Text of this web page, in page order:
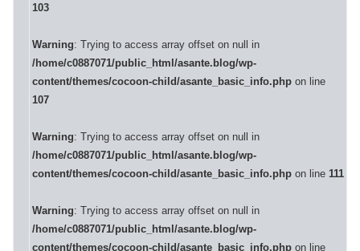
103
Warning: Trying to access array offset on null in
/home/c0887071/public_html/asante.blog/wp-
content/themes/cocoon-child/asante_basic_info.php on line
107
Warning: Trying to access array offset on null in
/home/c0887071/public_html/asante.blog/wp-
content/themes/cocoon-child/asante_basic_info.php on line 111
Warning: Trying to access array offset on null in
/home/c0887071/public_html/asante.blog/wp-
content/themes/cocoon-child/asante_basic_info.php on line